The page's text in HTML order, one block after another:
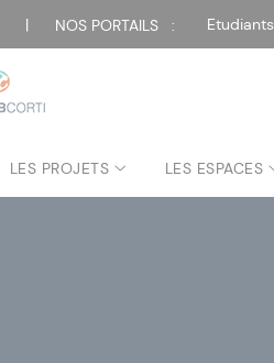
| NOS PORTAILS : Etudiants
LES PROJETS LES ESPACES